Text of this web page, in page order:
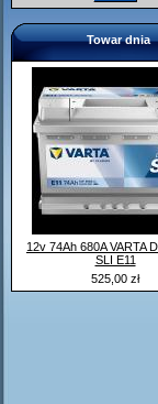
Towar dnia
12v 74Ah 680A VARTA
SLI E11
525,00 zł